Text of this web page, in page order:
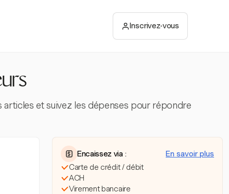
Inscrivez-vous
et suivez les dépenses pour répondre
Encaissez via :
En savoir plus
Carte de crédit / débit
ACH
Virement bancaire